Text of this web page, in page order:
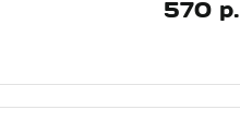
570 р.